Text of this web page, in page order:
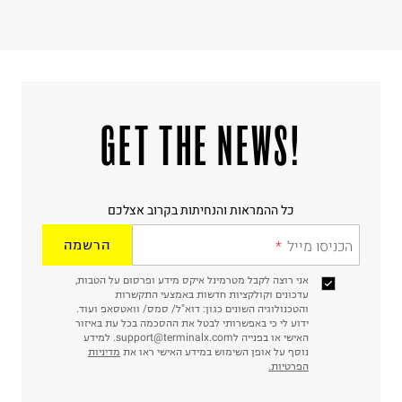
!GET THE NEWS
כל ההמראות והנחיתות בקרוב אצלכם
הכניסו מייל הרשמה
אני רוצה לקבל מטרמינל איקס מידע ופרסום על הטבות,
עדכונים וקולקציות חדשות באמצעי התקשרות
והטכנולוגיה השונים כגון: דוא"ל/ סמס/ וואטסאפ ועוד.
ידוע לי כי באפשרותי לבטל את ההסכמה בכל עת באיזור
האישי או בפנייה לsupport@terminalx.com. למידע
נוסף על אופן השימוש במידע האישי ראו את מדיניות
הפרטיות.